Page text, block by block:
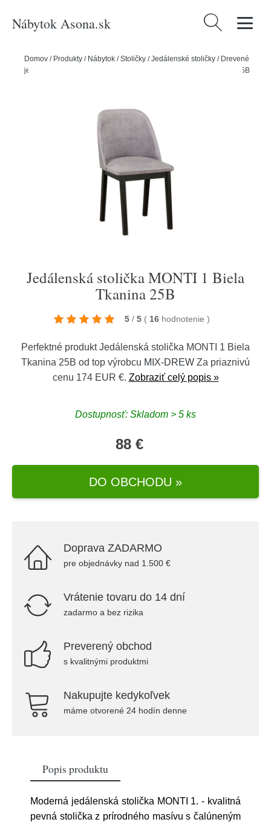
Nábytok Asona.sk Hľadať:
Domov / Produkty / Nábytok /Stoličky /Jedálenské stoličky / Drevené
jedálenské stoličky
Jedálenská stolička MONTI 1 Biela Tkanina 25B
Jedálenská stolička MONTI 1 Biela
Tkanina 25B
5 / 5 ( 16 hodnotenie )
Perfektné produkt Jedálenská stolička MONTI 1 Biela
Tkanina 25B od top výrobcu MIX-DREW Za priaznivú
cenu 174 EUR €. Zobraziť celý popis »
Dostupnosť: Skladom > 5 ks
88 €
DO OBCHODU »
Doprava ZADARMO
pre objednávky nad 1.500 €
Vrátenie tovaru do 14 dní
zadarmo a bez rizika
Preverený obchod
s kvalitnými produktmi
Nakupujte kedykoľvek
máme otvorené 24 hodín denne
Popis produktu
Moderná jedálenská stolička MONTI 1. - kvalitná
pevná stolička z prírodného masívu s čalúneným